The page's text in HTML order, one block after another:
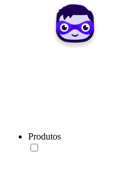
Produtos